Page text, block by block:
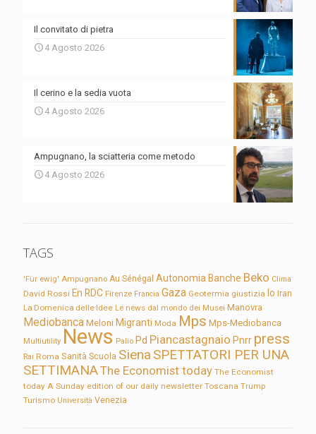
Il convitato di pietra
4 Agosto 2026
Il cerino e la sedia vuota
4 Agosto 2026
Ampugnano, la sciatteria come metodo
4 Agosto 2026
TAGS
'Für ewig' Ampugnano Au Sénégal Autonomia Banche Beko Clima
David Rossi En RDC Firenze Francia Gaza Geotermia giustizia Io Iran
La Domenica delle Idee Le news dal mondo dei Musei Manovra
Mediobanca Meloni Migranti Moda Mps Mps-Mediobanca
Multiutility News Palio Pd Piancastagnaio Pnrr press
Rai Roma Sanità Scuola Siena SPETTATORI PER UNA
SETTIMANAThe Economist today The Economist
today A Sunday edition of our daily newsletter Toscana Trump
Turismo Università Venezia